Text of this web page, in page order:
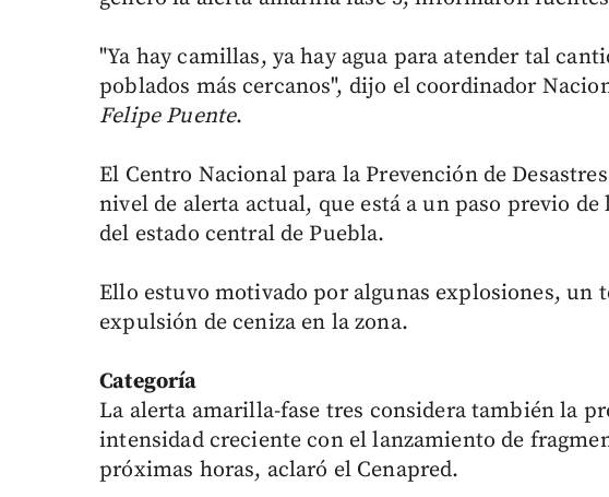
"Ya hay camillas, ya hay agua para atender tal
poblados más cercanos", dijo el coordinador
Felipe Puente.
El Centro Nacional para la Prevención de
nivel de alerta actual, que está a un paso previo
del estado central de Puebla.
Ello estuvo motivado por algunas explosiones, un
expulsión de ceniza en la zona.
Categoría
La alerta amarilla-fase tres considera también la
intensidad creciente con el lanzamiento de
próximas horas, aclaró el Cenapred.